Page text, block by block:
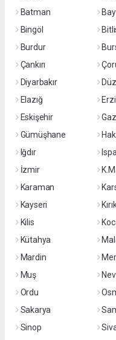
Batman
Bingöl
Burdur
Çankırı
Diyarbakır
Elazığ
Eskişehir
Gümüşhane
Iğdır
İzmir
Karaman
Kayseri
Kilis
Kütahya
Mardin
Muş
Ordu
Sakarya
Sinop